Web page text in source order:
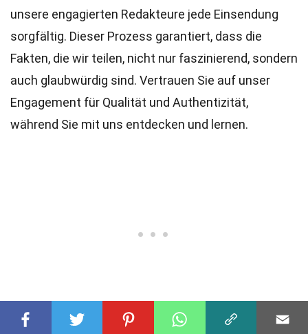
unsere engagierten Redakteure jede Einsendung
sorgfältig. Dieser Prozess garantiert, dass die
Fakten, die wir teilen, nicht nur faszinierend, sondern
auch glaubwürdig sind. Vertrauen Sie auf unser
Engagement für Qualität und Authentizität,
während Sie mit uns entdecken und lernen.